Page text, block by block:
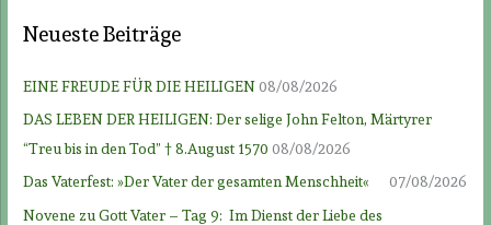
Neueste Beiträge
EINE FREUDE FÜR DIE HEILIGEN08/08/2026
DAS LEBEN DER HEILIGEN: Der selige John Felton, Märtyrer
“Treu bis in den Tod” † 8.August 1570 08/08/2026
Das Vaterfest: »Der Vater der gesamten Menschheit«
07/08/2026
Novene zu Gott Vater – Tag 9: Im Dienst der Liebe des